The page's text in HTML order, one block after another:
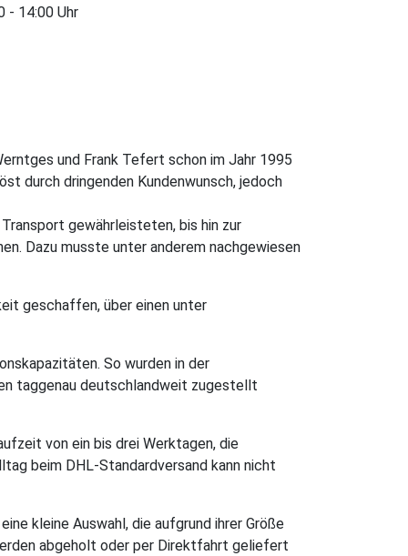
- 14:00 Uhr
und Frank Tefert schon im Jahr 1995
durch dringenden Kundenwunsch, jedoch
gewährleisteten, bis hin zur
Dazu musste unter anderem nachgewiesen
geschaffen, über einen unter
So wurden in der
taggenau deutschlandweit zugestellt
von ein bis drei Werktagen, die
beim DHL-Standardversand kann nicht
kleine Auswahl, die aufgrund ihrer Größe
abgeholt oder per Direktfahrt geliefert